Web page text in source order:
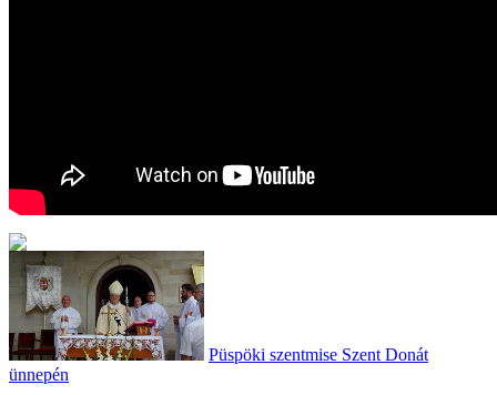
Püspöki szentmise Szent Donát
ünnepén